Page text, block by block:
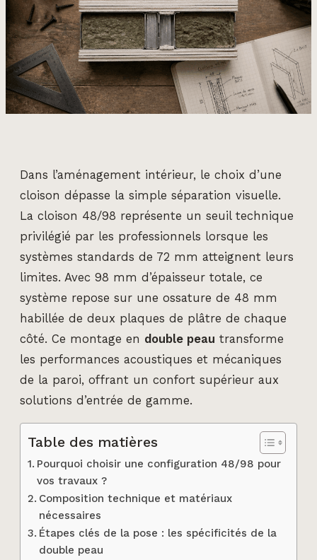
Dans l’aménagement intérieur, le choix d’une
cloison dépasse la simple séparation visuelle.
La cloison 48/98 représente un seuil technique
privilégié par les professionnels lorsque les
systèmes standards de 72 mm atteignent leurs
limites. Avec 98 mm d’épaisseur totale, ce
système repose sur une ossature de 48 mm
habillée de deux plaques de plâtre de chaque
côté. Ce montage en double peau transforme
les performances acoustiques et mécaniques
de la paroi, offrant un confort supérieur aux
solutions d’entrée de gamme.
Table des matières
Pourquoi choisir une configuration 48/98 pour
vos travaux ?
Composition technique et matériaux
nécessaires
Étapes clés de la pose : les spécificités de la
double peau